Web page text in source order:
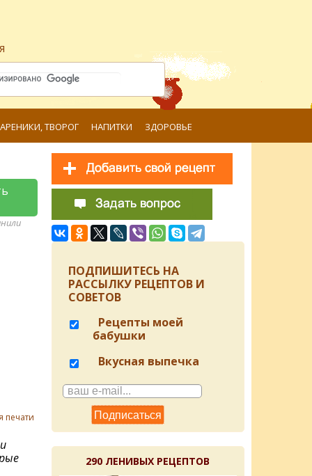
ТВОРОГ НАПИТКИ ЗДОРОВЬЕ
печати
ПОДПИШИТЕСЬ НА
РАССЫЛКУ РЕЦЕПТОВ И
СОВЕТОВ
Рецепты моей
бабушки
Вкусная выпечка
290 ЛЕНИВЫХ РЕЦЕПТОВ